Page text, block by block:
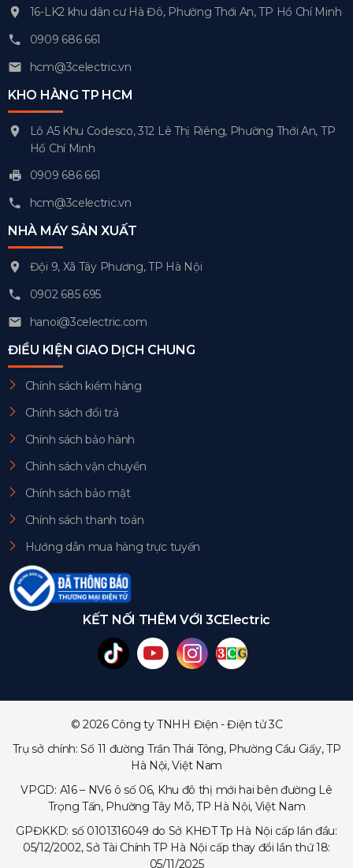
16-LK2 khu dân cư Hà Đô, Phường Thới An, TP Hồ Chí Minh
0909 686 661
hcm@3celectric.vn
KHO HÀNG TP HCM
Lô A5 Khu Codesco, 312 Lê Thị Riêng, Phường Thới An, TP
Hồ Chí Minh
0909 686 661
hcm@3celectric.vn
NHÀ MÁY SẢN XUẤT
Đội 9, Xã Tây Phương, TP Hà Nội
0902 685 695
hanoi@3celectric.com
ĐIỀU KIỆN GIAO DỊCH CHUNG
Chính sách kiểm hàng
Chính sách đổi trả
Chính sách bảo hành
Chính sách vận chuyển
Chính sách bảo mật
Chính sách thanh toán
Hướng dẫn mua hàng trực tuyến
KẾT NỐI THÊM VỚI 3CElectric
© 2026 Công ty TNHH Điện - Điện tử 3C
Trụ sở chính: Số 11 đường Trần Thái Tông, Phường Cầu Giấy, TP
Hà Nội, Việt Nam
VPGD: A16 – NV6 ô số 06, Khu đô thị mới hai bên đường Lê
Trọng Tấn, Phường Tây Mỗ, TP Hà Nội, Việt Nam
GPĐKKD: số 0101316049 do Sở KHĐT Tp Hà Nội cấp lần đầu:
05/12/2002, Sở Tài Chính TP Hà Nội cấp thay đổi lần thứ 18:
05/11/2025